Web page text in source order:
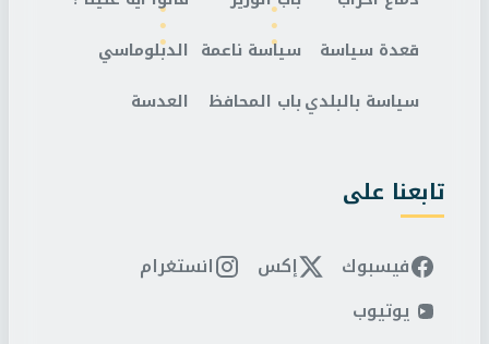
قعدة سياسة
سياسة بالبلدي
سياسة ناعمة
باب المحافظ
الدبلوماسي
العدسة
تابعنا على
فيسبوك إكس
انستغرام
يوتيوب